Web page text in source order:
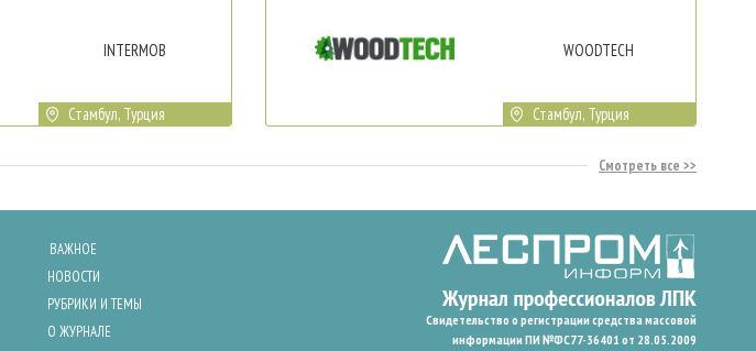
INTERMOB
Стамбул, Турция
WOODTECH
Стамбул, Турция
Смотреть все
ВАЖНОЕ
НОВОСТИ
РУБРИКИ И ТЕМЫ
О ЖУРНАЛЕ
Свидетельство о регистрации средства массовой
информации ПИ №ФС77-36401 от 28.05.2009